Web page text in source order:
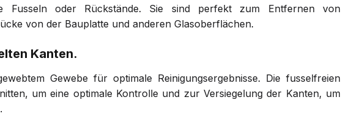
Fusseln oder Rückstände. Sie sind perfekt zum Entfernen von
von der Bauplatte und anderen Glasoberflächen.
Kanten.
Gewebe für optimale Reinigungsergebnisse. Die fusselfreien
um eine optimale Kontrolle und zur Versiegelung der Kanten, um